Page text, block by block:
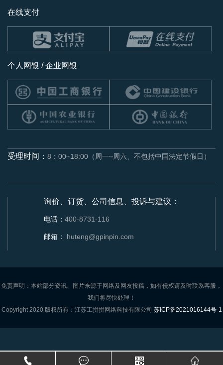
在线支付
个人网银 / 企业网银
受理时间： 8：00~18:00（周一~周六、不包括中国法定节假日）
询价、订货、公司信息、投诉与建议：
电话： 400-8731-116
邮箱： huteng@gpinpin.com
免责声明：本站部分资讯、图片来源于网络及网友投稿，如有侵权请及时联系客服，
我们将尽快处理！
Copyright 2020 版权所有：江苏工拼拼网络科技有限公司 苏ICP备2021016144号-1